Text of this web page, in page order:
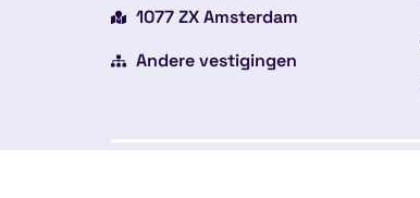
1077 ZX Amsterdam
Andere vestigingen